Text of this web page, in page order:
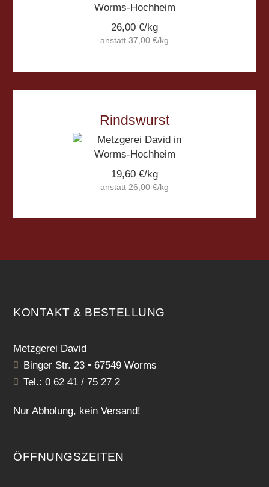
26,00 €/kg
anstatt 37,00 €/kg
Rinds­wurst
19,60 €/kg
anstatt 26,00 €/kg
KONTAKT & BESTELLUNG
Metzgerei David
Binger Str. 23 • 67549 Worms
Tel.: 0 62 41 / 75 27 2
Nur Abholung, kein Versand!
ÖFFNUNGSZEITEN